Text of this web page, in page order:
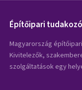
Építőipari tudakozó
Magyarország
Kivitelezők,
szolgáltatások egy